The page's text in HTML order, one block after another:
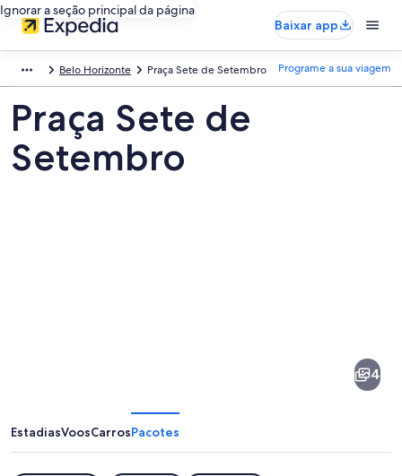
Ignorar a seção principal da página
Baixar app
Belo Horizonte Praça Sete de Setembro Programe a sua viagem
Praça Sete de
Setembro
Setembro
4
EstadiasVoosCarrosPacotes